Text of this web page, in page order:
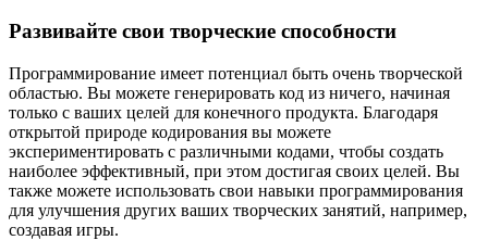
Развивайте свои творческие способности
Программирование имеет потенциал быть очень творческой
областью. Вы можете генерировать код из ничего, начиная
только с ваших целей для конечного продукта. Благодаря
открытой природе кодирования вы можете
экспериментировать с различными кодами, чтобы создать
наиболее эффективный, при этом достигая своих целей. Вы
также можете использовать свои навыки программирования
для улучшения других ваших творческих занятий, например,
создавая игры.